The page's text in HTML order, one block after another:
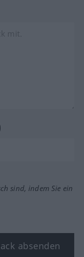
sind, indem Sie ein
absenden